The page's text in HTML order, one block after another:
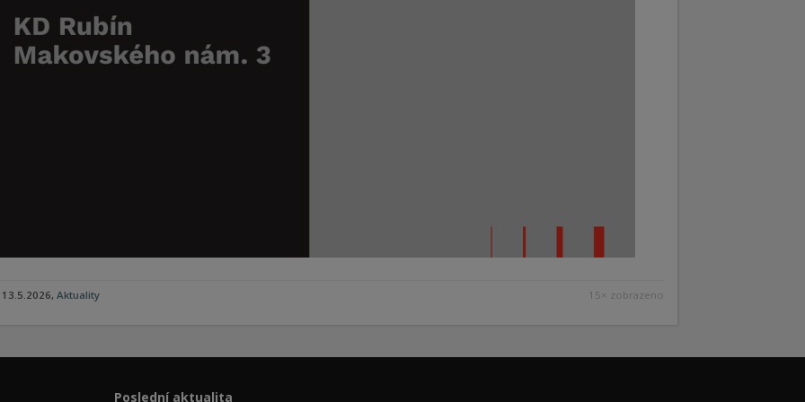
15× zobrazeno
13.5.2026, Aktuality
Poslední aktualita